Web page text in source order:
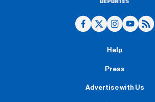
Help
Press
Advertise with Us